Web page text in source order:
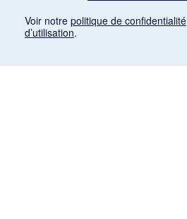
Voir notre politique de confidentialité
d’utilisation.